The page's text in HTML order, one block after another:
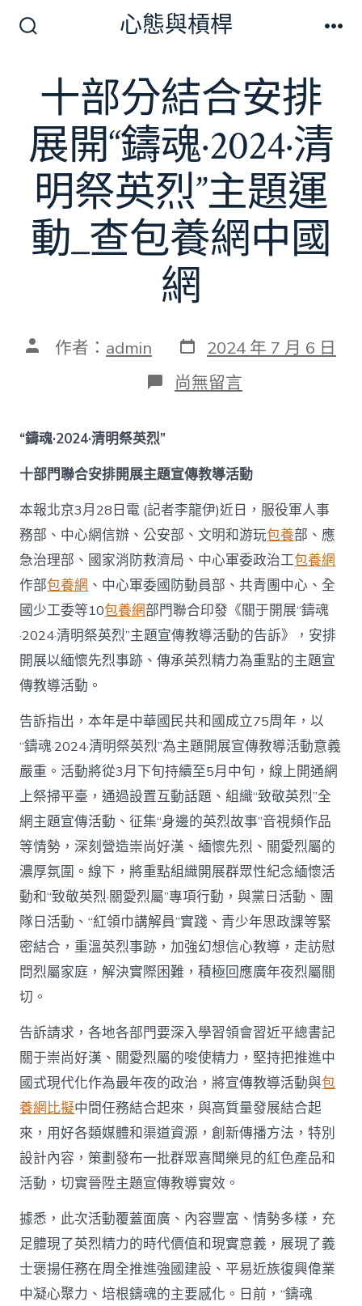
換
關
心態與槓桿
十部分結合安排
展開“鑄魂·2024·清
明祭英烈”主題運
動_查包養網中國
網
文 作者： admin 發
表
日
期
2024 年 7 月 6 日
在
〈十
合
安
展
開
“鑄
魂
·2024·
清
明
祭
英
烈”
主
動
_
查
包
養
網
中
國
網〉
中
尚無留言
“鑄魂·2024·清明祭英烈”
十部門聯合安排開展主題宣傳教導活動
本報北京3月28日電 (記者李龍伊)近日，服役軍人事
務部、中心網信辦、公安部、文明和游玩包養部、應
急治理部、國家消防救濟局、中心軍委政治工包養網
作部包養網 、中心軍委國防動員部、共青團中心、全
國少工委等10包養網部門聯合印發《關于開展“鑄魂
·2024·清明祭英烈”主題宣傳教導活動的告訴》，安排
開展以緬懷先烈事跡、傳承英烈精力為重點的主題宣
傳教導活動。
告訴指出，本年是中華國民共和國成立75周年，以
“鑄魂·2024·清明祭英烈”為主題開展宣傳教導活動意義
嚴重。活動將從3月下旬持續至5月中旬，線上開通網
上祭掃平臺，通過設置互動話題、組織“致敬英烈”全
網主題宣傳活動、征集“身邊的英烈故事”音視頻作品
等情勢，深刻營造崇尚好漢、緬懷先烈、關愛烈屬的
濃厚氛圍。線下，將重點組織開展群眾性紀念緬懷活
動和“致敬英烈·關愛烈屬”專項行動，與黨日活動、團
隊日活動、“紅領巾講解員”實踐、青少年思政課等緊
密結合，重溫英烈事跡，加強幻想信心教導，走訪慰
問烈屬家庭，解決實際困難，積極回應廣年夜烈屬關
切。
告訴請求，各地各部門要深入學習領會習近平總書記
關于崇尚好漢、關愛烈屬的唆使精力，堅持把推進中
國式現代化作為最年夜的政治，將宣傳教導活動與包
養網比擬中間任務結合起來，與高質量發展結合起
來，用好各類媒體和渠道資源，創新傳播方法，特別
設計內容，策劃發布一批群眾喜聞樂見的紅色產品和
活動，切實晉陞主題宣傳教導實效。
據悉，此次活動覆蓋面廣、內容豐富、情勢多樣，充
足體現了英烈精力的時代價值和現實意義，展現了義
士褒揚任務在周全推進強國建設、平易近族復興偉業
中凝心聚力、培根鑄魂的主要感化。日前，“鑄魂